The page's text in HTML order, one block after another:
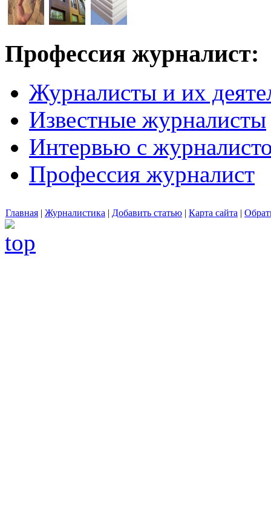
Профессия журналист:
Журналисты и их
Известные журналисты
Интервью с
Профессия журналист
Главная | Журналистика | Добавить статью | Карта сайта |